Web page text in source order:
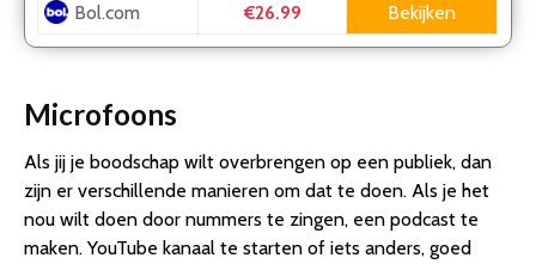
Bol.com €26.99 Bekijken
Microfoons
Als jij je boodschap wilt overbrengen op een publiek, dan
zijn er verschillende manieren om dat te doen. Als je het
nou wilt doen door nummers te zingen, een podcast te
maken. YouTube kanaal te starten of iets anders, goed